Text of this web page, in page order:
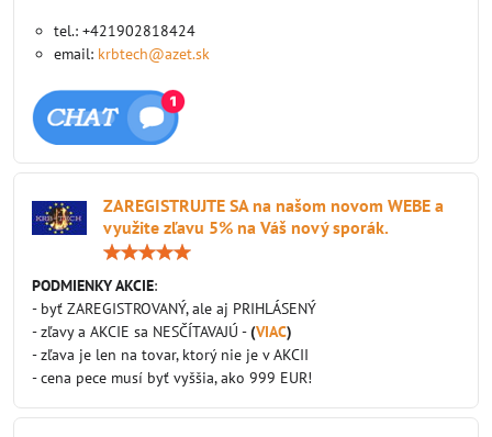
tel.: +421902818424
email: krbtech@azet.sk
ZAREGISTRUJTE SA na našom novom WEBE a
využite zľavu 5% na Váš nový sporák.
PODMIENKY AKCIE:
- byť ZAREGISTROVANÝ, ale aj PRIHLÁSENÝ
- zľavy a AKCIE sa NESČÍTAVAJÚ -(VIAC)
- zľava je len na tovar, ktorý nie je v AKCII
- cena pece musí byť vyššia, ako 999 EUR!